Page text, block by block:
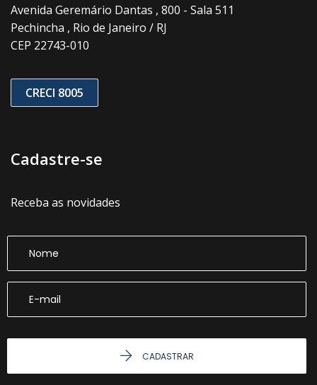
Avenida Geremário Dantas , 800 - Sala 511
Pechincha , Rio de Janeiro / RJ
CEP 22743-010
CRECI 8005
Cadastre-se
Receba as novidades
CADASTRAR